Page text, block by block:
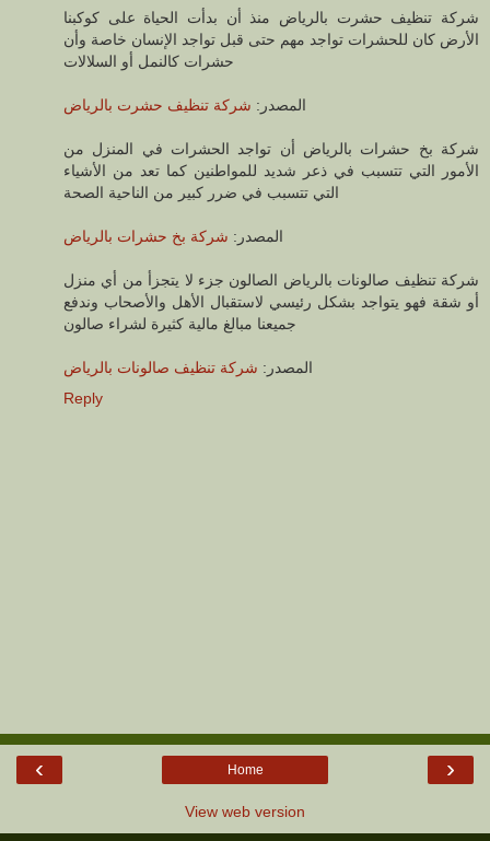
شركة تنظيف حشرت بالرياض منذ أن بدأت الحياة على كوكبنا
الأرض كان للحشرات تواجد مهم حتى قبل تواجد الإنسان خاصة وأن
حشرات كالنمل أو السلالات
المصدر: شركة تنظيف حشرت بالرياض
شركة بخ حشرات بالرياض أن تواجد الحشرات في المنزل من
الأمور التي تتسبب في ذعر شديد للمواطنين كما تعد من الأشياء
التي تتسبب في ضرر كبير من الناحية الصحة
المصدر: شركة بخ حشرات بالرياض
شركة تنظيف صالونات بالرياض الصالون جزء لا يتجزأ من أي منزل
أو شقة فهو يتواجد بشكل رئيسي لاستقبال الأهل والأصحاب وندفع
جميعنا مبالغ مالية كثيرة لشراء صالون
المصدر: شركة تنظيف صالونات بالرياض
Reply
‹ ›
Home
View web version